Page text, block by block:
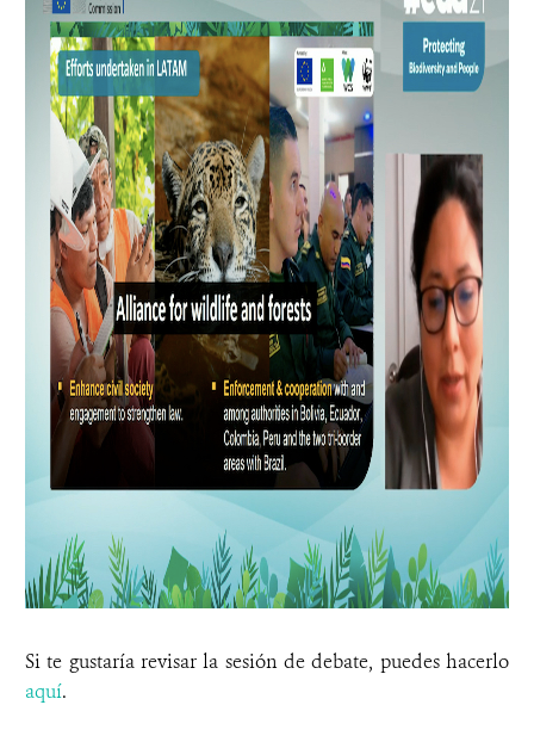
Si te gustaría revisar la sesión de debate, puedes hacerlo
aquí.